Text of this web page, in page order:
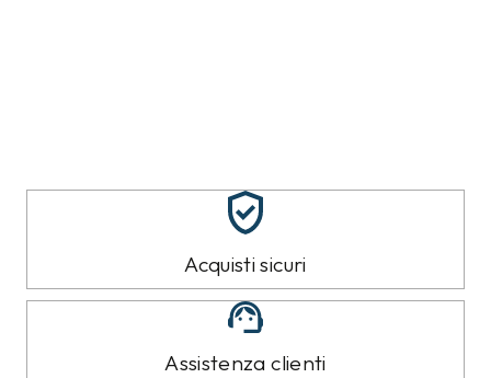
Acquisti sicuri
Assistenza clienti